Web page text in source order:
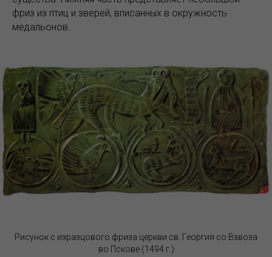
фриз из птиц и зверей, вписанных в окружность
медальонов.
Рисунок с изразцового фриза церкви св. Георгия со Взвоза
во Пскове (1494 г.)